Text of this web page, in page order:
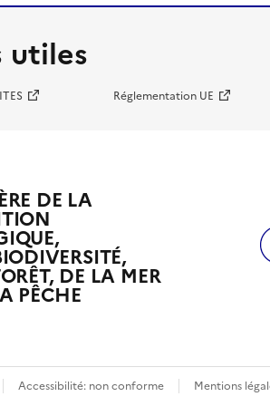
utiles
Réglementation UE
DE LA
DE LA MER
PÊCHE
Accessibilité: non conforme Mentions